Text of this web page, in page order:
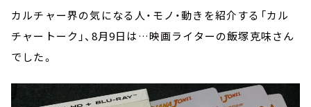
カルチャー界の気になる人・モノ・動きを紹介する「カル
チャートーク」、8月9日は…映画ライターの飯塚克味さん
でした。